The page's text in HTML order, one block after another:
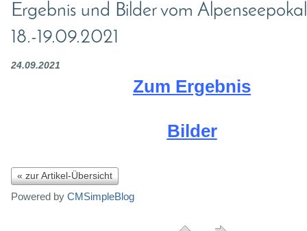
Ergebnis und Bilder vom Alpenseepokal
18.-19.09.2021
24.09.2021
Zum Ergebnis
Bilder
« zur Artikel-Übersicht
Powered by CMSimpleBlog